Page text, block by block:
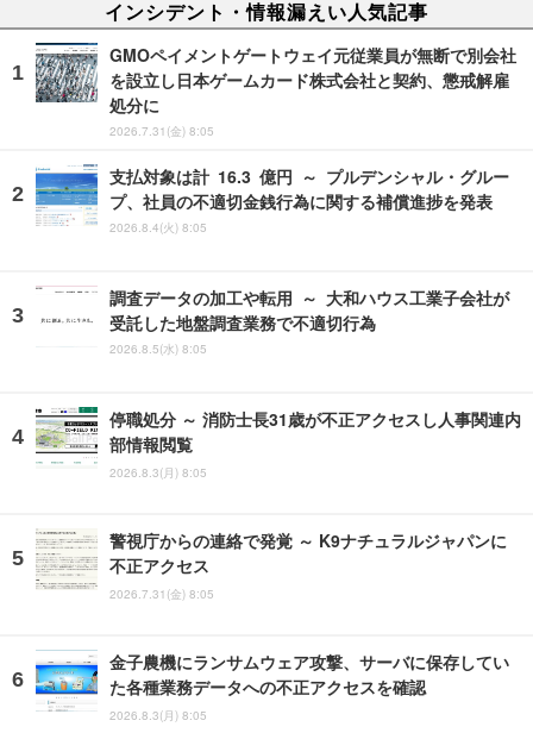
インシデント・情報漏えい人気記事
GMOペイメントゲートウェイ元従業員が無断で別会社
を設立し日本ゲームカード株式会社と契約、懲戒解雇
処分に
2026.7.31(金) 8:05
支払対象は計 16.3 億円 ～ プルデンシャル・グルー
プ、社員の不適切金銭行為に関する補償進捗を発表
2026.8.4(火) 8:05
調査データの加工や転用 ～ 大和ハウス工業子会社が
受託した地盤調査業務で不適切行為
2026.8.5(水) 8:05
停職処分 ～ 消防士長31歳が不正アクセスし人事関連内
部情報閲覧
2026.8.3(月) 8:05
警視庁からの連絡で発覚 ～ K9ナチュラルジャパンに
不正アクセス
2026.7.31(金) 8:05
金子農機にランサムウェア攻撃、サーバに保存してい
た各種業務データへの不正アクセスを確認
2026.8.3(月) 8:05